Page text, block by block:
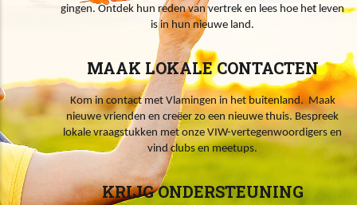
gingen. Ontdek hun reden van vertrek en lees hoe het leven
is in hun nieuwe land.
MAAK LOKALE CONTACTEN
Kom in contact met Vlamingen in het buitenland. Maak
nieuwe vrienden en creëer zo een nieuwe thuis. Bespreek
lokale vraagstukken met onze VIW-vertegenwoordigers en
vind clubs en meetups.
KRIJG ONDERSTEUNING